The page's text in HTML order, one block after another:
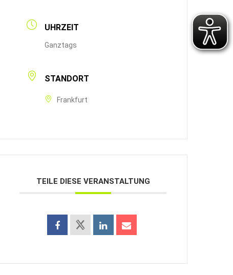
UHRZEIT
Ganztags
STANDORT
Frankfurt
TEILE DIESE VERANSTALTUNG